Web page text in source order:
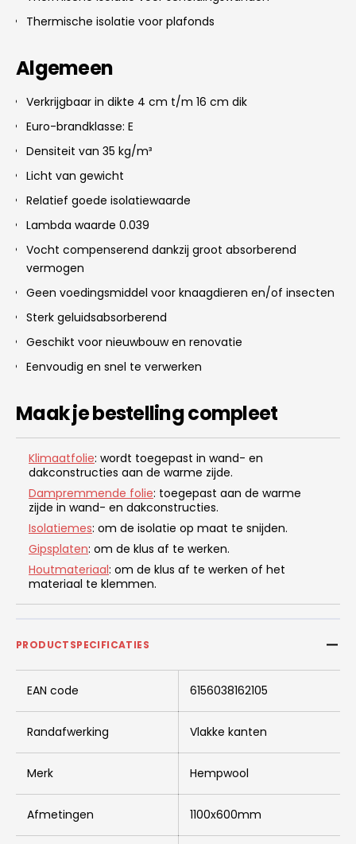
Thermische isolatie voor plafonds
Algemeen
Verkrijgbaar in dikte 4 cm t/m 16 cm dik
Euro-brandklasse: E
Densiteit van 35 kg/m³
Licht van gewicht
Relatief goede isolatiewaarde
Lambda waarde 0.039
Vocht compenserend dankzij groot absorberend
vermogen
Geen voedingsmiddel voor knaagdieren en/of insecten
Sterk geluidsabsorberend
Geschikt voor nieuwbouw en renovatie
Eenvoudig en snel te verwerken
Maak je bestelling compleet
Klimaatfolie: wordt toegepast in wand- en
dakconstructies aan de warme zijde.
Dampremmende folie: toegepast aan de warme
zijde in wand- en dakconstructies.
Isolatiemes: om de isolatie op maat te snijden.
Gipsplaten: om de klus af te werken.
Houtmateriaal: om de klus af te werken of het
materiaal te klemmen.
PRODUCTSPECIFICATIES
EAN code 6156038162105
Randafwerking Vlakke kanten
Merk Hempwool
Afmetingen 1100x600mm